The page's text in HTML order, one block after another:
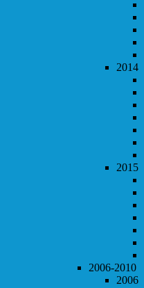
2014
2015
2006-2010
2006